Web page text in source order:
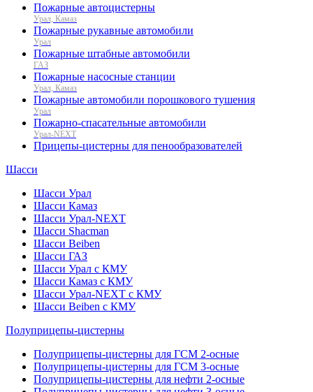
Пожарные автоцистерны
Урал, Камаз
Пожарные рукавные автомобили
Урал
Пожарные штабные автомобили
ГАЗ
Пожарные насосные станции
Урал, Камаз
Пожарные автомобили порошкового тушения
Урал
Пожарно-спасательные автомобили
Урал-NEXT
Прицепы-цистерны для пенообразователей
Шасси
Шасси Урал
Шасси Камаз
Шасси Урал-NEXT
Шасси Shacman
Шасси Beiben
Шасси ГАЗ
Шасси Урал с КМУ
Шасси Камаз с КМУ
Шасси Урал-NEXT с КМУ
Шасси Beiben с КМУ
Полуприцепы-цистерны
Полуприцепы-цистерны для ГСМ 2-осные
Полуприцепы-цистерны для ГСМ 3-осные
Полуприцепы-цистерны для нефти 2-осные